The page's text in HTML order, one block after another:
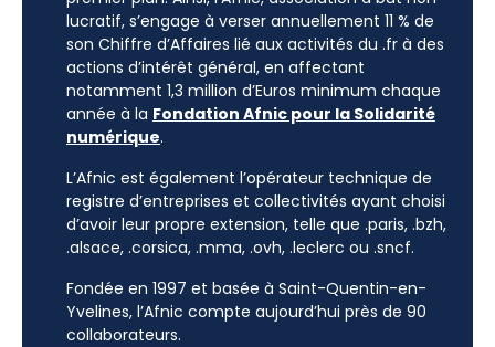
lucratif, s’engage à verser annuellement 11 % de
son Chiffre d’Affaires lié aux activités du .fr à des
actions d’intérêt général, en affectant
notamment 1,3 million d’Euros minimum chaque
année à la Fondation Afnic pour la Solidarité
numérique.
L’Afnic est également l’opérateur technique de
registre d’entreprises et collectivités ayant choisi
d’avoir leur propre extension, telle que .paris, .bzh,
.alsace, .corsica, .mma, .ovh, .leclerc ou .sncf.
Fondée en 1997 et basée à Saint-Quentin-en-
Yvelines, l’Afnic compte aujourd’hui près de 90
collaborateurs.